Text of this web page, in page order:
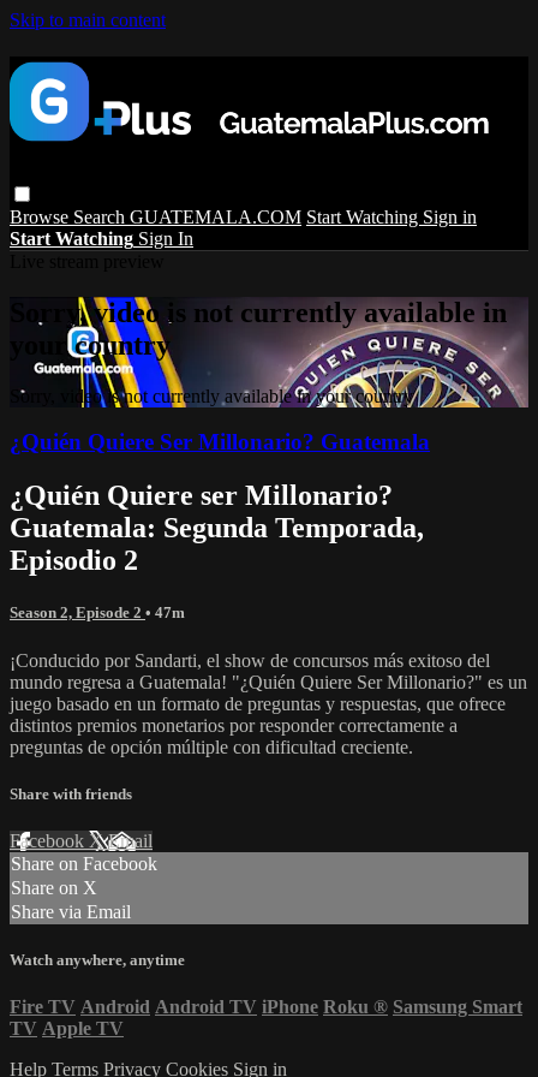
Skip to main content
Browse Search GUATEMALA.COM Start Watching Sign in
Start Watching Sign In
Sorry, video is not currently available in
your country
Sorry, video is not currently available in your country
¿Quién Quiere Ser Millonario? Guatemala
¿Quién Quiere ser Millonario?
Guatemala: Segunda Temporada,
Episodio 2
Season 2, Episode 2 • 47m
¡Conducido por Sandarti, el show de concursos más exitoso del
mundo regresa a Guatemala! "¿Quién Quiere Ser Millonario?" es un
juego basado en un formato de preguntas y respuestas, que ofrece
distintos premios monetarios por responder correctamente a
preguntas de opción múltiple con dificultad creciente.
Share with friends
Facebook XEmail
Share on Facebook
Share on X
Share via Email
Watch anywhere, anytime
Fire TV Android Android TV iPhone Roku ® Samsung Smart
TV Apple TV
Help Terms Privacy Cookies Sign in